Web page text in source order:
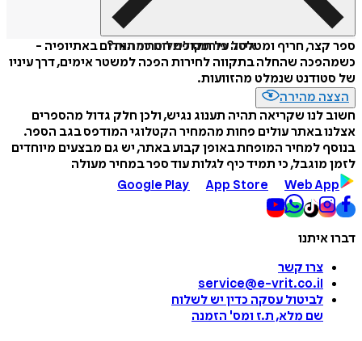
איזה פורמט לשלוח כמתנה?
ספר קצר, חריף ומטלטל על תקופת הטרור האדום באתיופיה -
כשמהפכה שהחלה בתקווה לחירות הפכה למשטר אימים, דרך עיניו
של סטודנט שנמלט מהזוועות.
הצצה מהירה
חשוב לנו שקריאה תהיה תענוג נגיש, ולכן חלק גדול מהספרים
אצלנו באתר עולים פחות מהמחיר הקטלוגי המודפס בגב הספר.
בנוסף למחיר המופחת באופן קבוע באתר, יש גם מבצעים מיוחדים
לזמן מוגבל, כי תמיד כיף לגלות עוד ספר במחיר מעולה
Google Play
App Store Web App
דברו איתנו
צרו קשר
service@e-vrit.co.il
לביטול עסקה כדין יש לשלוח
שם מלא, ת.ז ומס' הזמנה